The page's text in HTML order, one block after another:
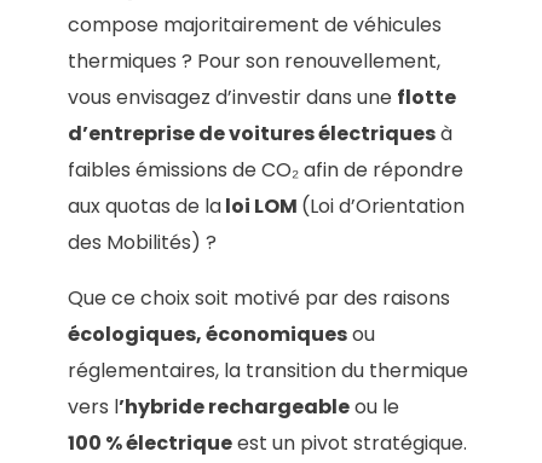
compose majoritairement de véhicules
thermiques ? Pour son renouvellement,
vous envisagez d’investir dans une flotte
d’entreprise de voitures électriquesà
faibles émissions de CO₂ afin de répondre
aux quotas de laloi LOM (Loi d’Orientation
des Mobilités) ?
Que ce choix soit motivé par des raisons
écologiques, économiquesou
réglementaires, la transition du thermique
vers l’hybride rechargeableou le
100 % électriqueest un pivot stratégique.